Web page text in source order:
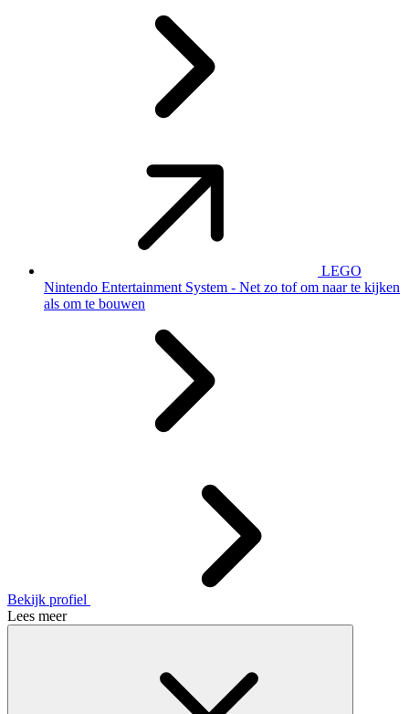
LEGO
Nintendo Entertainment System - Net zo tof om naar te kijken
als om te bouwen
Bekijk profiel
Lees meer